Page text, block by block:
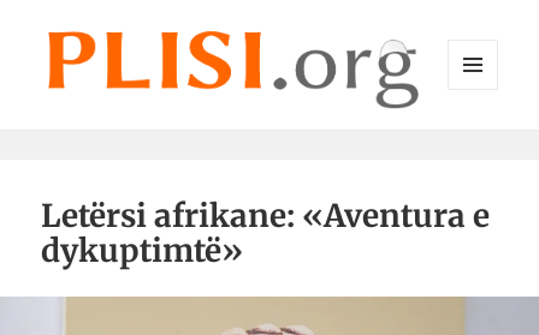
Letërsi afrikane: «Aventura e
dykuptimtë»